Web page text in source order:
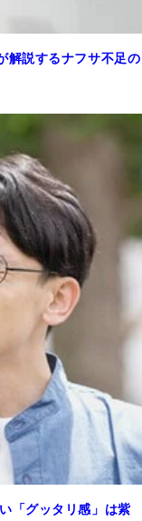
説するナフサ不足の
「グッタリ感」は紫